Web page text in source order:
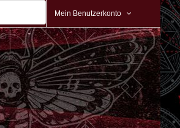
Mein Benutzerkonto